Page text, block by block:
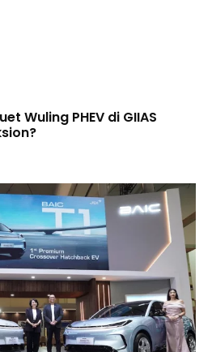
Wuling PHEV di GIIAS